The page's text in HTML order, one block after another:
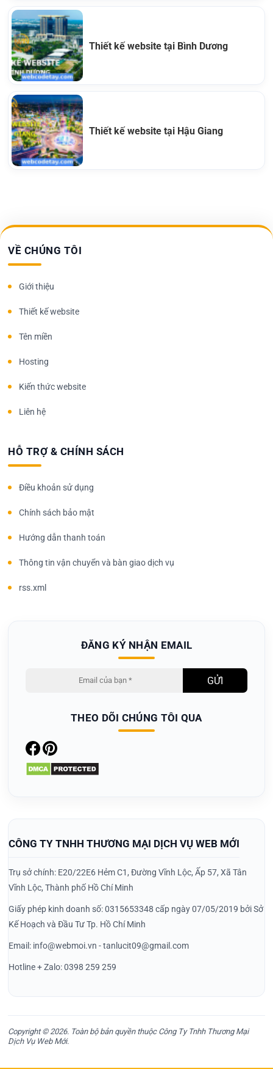
Thiết kế website tại Bình Dương
Thiết kế website tại Hậu Giang
VỀ CHÚNG TÔI
Giới thiệu
Thiết kế website
Tên miền
Hosting
Kiến thức website
Liên hệ
HỖ TRỢ & CHÍNH SÁCH
Điều khoản sử dụng
Chính sách bảo mật
Hướng dẫn thanh toán
Thông tin vận chuyển và bàn giao dịch vụ
rss.xml
ĐĂNG KÝ NHẬN EMAIL
THEO DÕI CHÚNG TÔI QUA
CÔNG TY TNHH THƯƠNG MẠI DỊCH VỤ WEB MỚI
Trụ sở chính: E20/22E6 Hẻm C1, Đường Vĩnh Lộc, Ấp 57, Xã Tân
Vĩnh Lộc, Thành phố Hồ Chí Minh
Giấy phép kinh doanh số: 0315653348 cấp ngày 07/05/2019 bởi Sở
Kế Hoạch và Đầu Tư Tp. Hồ Chí Minh
Email: info@webmoi.vn - tanlucit09@gmail.com
Hotline + Zalo: 0398 259 259
Copyright © 2026. Toàn bộ bản quyền thuộc Công Ty Tnhh Thương Mại
Dịch Vụ Web Mới.